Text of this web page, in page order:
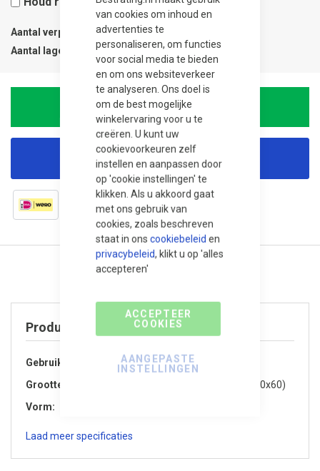
van cookies om inhoud en
advertenties te
personaliseren, om functies
voor social media te bieden
en om ons websiteverkeer
te analyseren. Ons doel is
om de best mogelijke
winkelervaring voor u te
creëren. U kunt uw
cookievoorkeuren zelf
instellen en aanpassen door
op 'cookie instellingen' te
klikken. Als u akkoord gaat
met ons gebruik van
cookies, zoals beschreven
staat in ons cookiebeleid en
privacybeleid, klikt u op 'alles
accepteren'
ACCEPTEER
COOKIES
AANGEPASTE
INSTELLINGEN
Aantal verpakkingen 1
Aantal lagen
In Winkelwagen
Korting aanvragen
Product specificaties
Gebruik / Toepassing
Tuin / Terras
Grootte
Klein (kleiner dan 60x60)
Vorm
Laad meer specificaties